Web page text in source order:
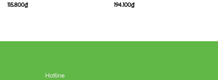
115.800₫ 194.100₫
Hotline